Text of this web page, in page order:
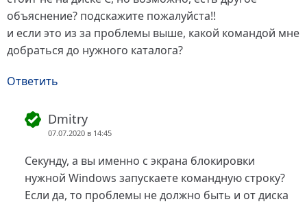
объяснение? подскажите пожалуйста!!
и если это из за проблемы выше, какой командой мне
добраться до нужного каталога?
Ответить
Dmitry
07.07.2020 в 14:45
Секунду, а вы именно с экрана блокировки
нужной Windows запускаете командную строку?
Если да, то проблемы не должно быть и от диска